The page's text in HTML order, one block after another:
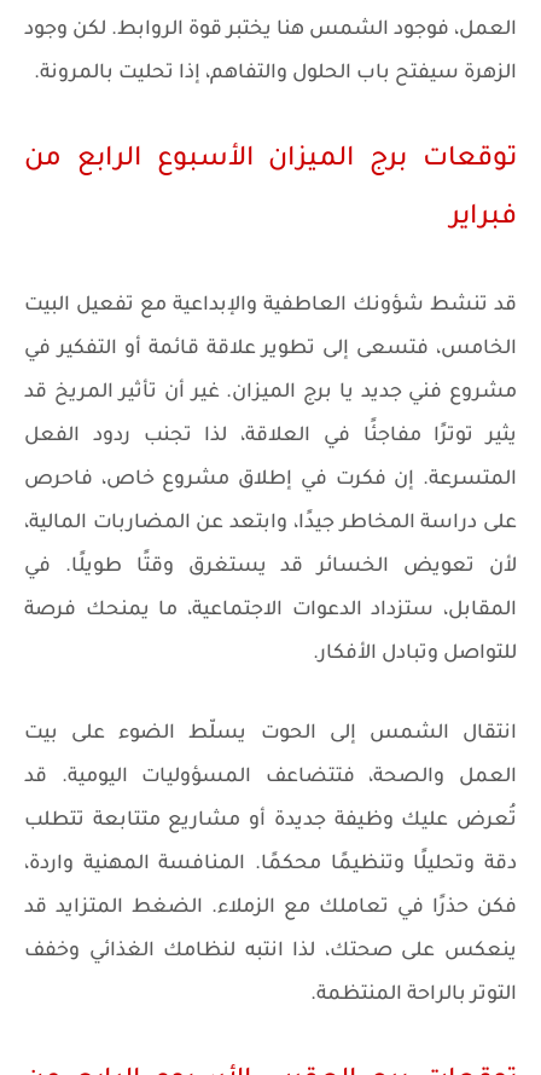
العمل، فوجود الشمس هنا يختبر قوة الروابط. لكن وجود
الزهرة سيفتح باب الحلول والتفاهم، إذا تحليت بالمرونة.
توقعات برج الميزان الأسبوع الرابع من
فبراير
قد تنشط شؤونك العاطفية والإبداعية مع تفعيل البيت
الخامس، فتسعى إلى تطوير علاقة قائمة أو التفكير في
مشروع فني جديد يا برج الميزان. غير أن تأثير المريخ قد
يثير توترًا مفاجئًا في العلاقة، لذا تجنب ردود الفعل
المتسرعة. إن فكرت في إطلاق مشروع خاص، فاحرص
على دراسة المخاطر جيدًا، وابتعد عن المضاربات المالية،
لأن تعويض الخسائر قد يستغرق وقتًا طويلًا. في
المقابل، ستزداد الدعوات الاجتماعية، ما يمنحك فرصة
للتواصل وتبادل الأفكار.
انتقال الشمس إلى الحوت يسلّط الضوء على بيت
العمل والصحة، فتتضاعف المسؤوليات اليومية. قد
تُعرض عليك وظيفة جديدة أو مشاريع متتابعة تتطلب
دقة وتحليلًا وتنظيمًا محكمًا. المنافسة المهنية واردة،
فكن حذرًا في تعاملك مع الزملاء. الضغط المتزايد قد
ينعكس على صحتك، لذا انتبه لنظامك الغذائي وخفف
التوتر بالراحة المنتظمة.